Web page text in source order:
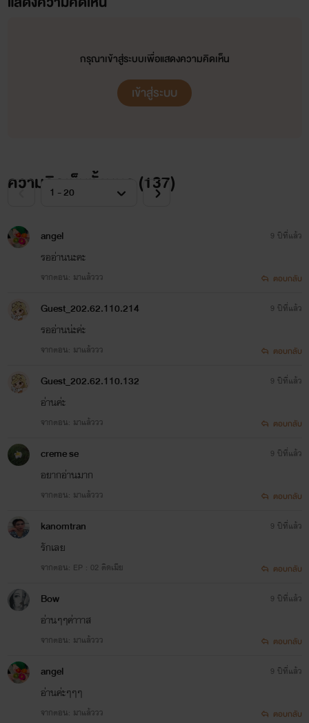
ไม่เป็นนักอ่านเงากันนะครับ
กรุณาเข้าสู่ระบบเพื่อแสดงความคิดเห็น
เข้าสู่ระบบ
ความคิดเห็นทั้งหมด (137)
angel
รออ่านนะคะ
จากตอน: มาแล้ววว
9 ปีที่แล้ว
ตอบกลับ
Guest_202.62.110.214
รออ่านน่ะค่ะ
จากตอน: มาแล้ววว
9 ปีที่แล้ว
ตอบกลับ
Guest_202.62.110.132
อ่านค่ะ
จากตอน: มาแล้ววว
9 ปีที่แล้ว
ตอบกลับ
creme se
อยากอ่านมาก
จากตอน: มาแล้ววว
9 ปีที่แล้ว
ตอบกลับ
kanomtran
รักเลย
จากตอน: EP : 02 ติดเมีย
9 ปีที่แล้ว
ตอบกลับ
Bow
อ่านๆๆค่าาาส
จากตอน: มาแล้ววว
9 ปีที่แล้ว
ตอบกลับ
angel
อ่านค่ะๆๆๆ
จากตอน: มาแล้ววว
9 ปีที่แล้ว
ตอบกลับ